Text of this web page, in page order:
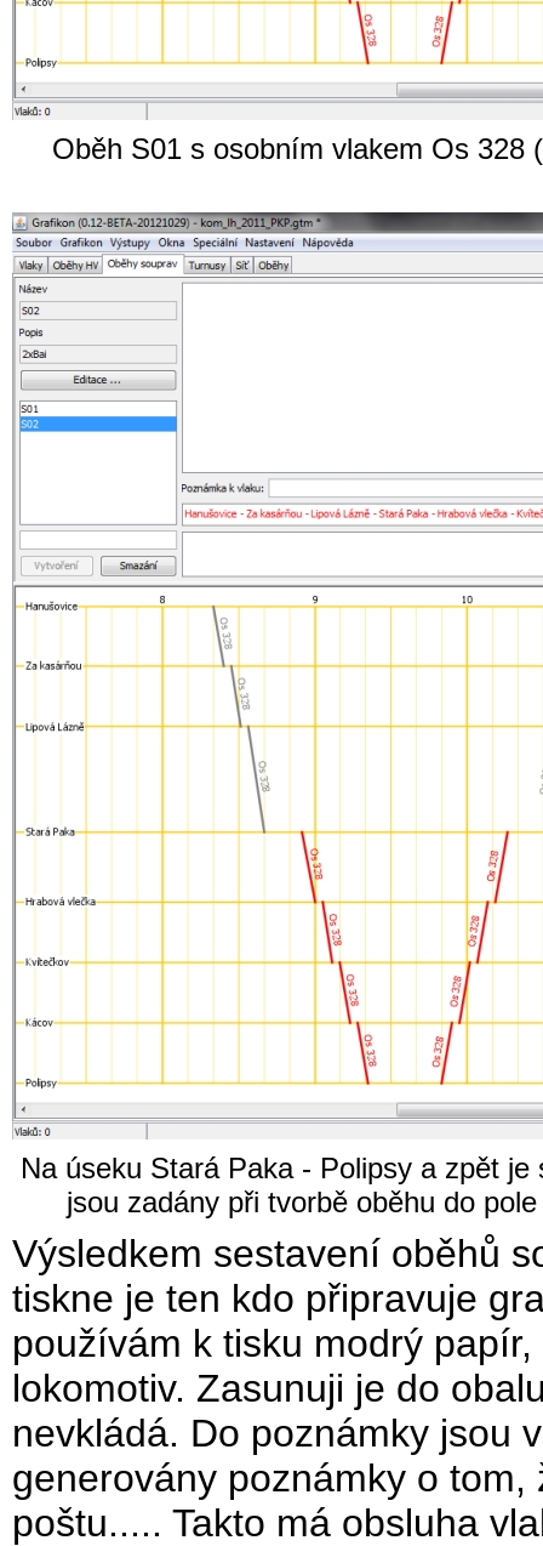
Oběh S01 s osobním vlakem Os 328
Na úseku Stará Paka - Polipsy a zpět
jsou zadány při tvorbě oběhu do
Výsledkem sestavení oběhů
tiskne je ten kdo připravuje
používám k tisku modrý
lokomotiv. Zasunuji je do
nevkládá. Do poznámky jsou
generovány poznámky o
poštu..... Takto má obsluha